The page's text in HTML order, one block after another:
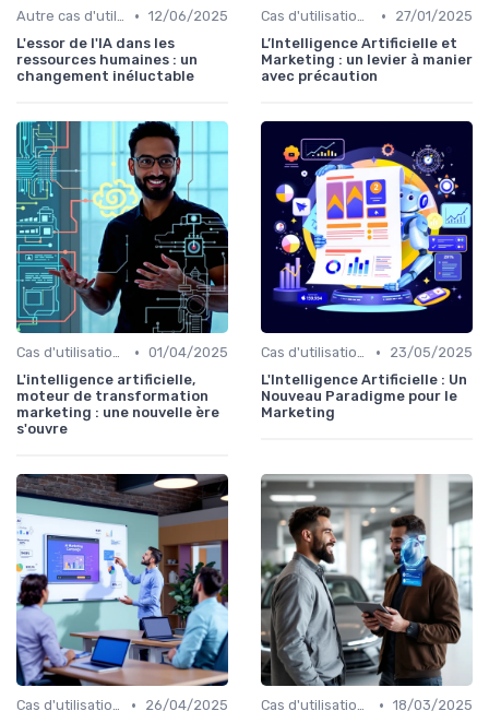
Autre cas d'utilisation • 12/06/2025
L'essor de l'IA dans les
ressources humaines : un
changement inéluctable
Cas d'utilisation IA Marketing •
27/01/2025
L’Intelligence Artificielle et
Marketing : un levier à manier
avec précaution
Cas d'utilisation IA Marketing • 01/04/2025
L'intelligence artificielle,
moteur de transformation
marketing : une nouvelle ère
s'ouvre
Cas d'utilisation IA Marketing •
23/05/2025
L'Intelligence Artificielle : Un
Nouveau Paradigme pour le
Marketing
Cas d'utilisation IA Marketing •
26/04/2025
Cas d'utilisation IA relation client • 18/03/2025